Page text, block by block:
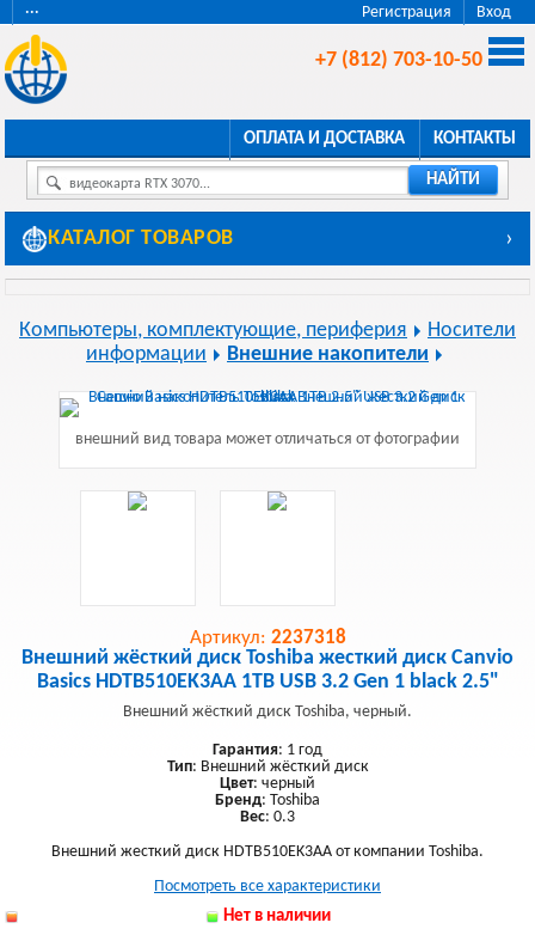
Регистрация Вход
···
+7 (812) 703-10-50
ОПЛАТА И ДОСТАВКА КОНТАКТЫ
видеокарта RTX 3070... НАЙТИ
КАТАЛОГ ТОВАРОВ ›
Компьютеры, комплектующие, периферия
Носители
информации
Внешние накопители
внешний вид товара может отличаться от фотографии
Артикул: 2237318
Внешний жёсткий диск Toshiba жесткий диск Canvio
Basics HDTB510EK3AA 1TB USB 3.2 Gen 1 black 2.5"
Внешний жёсткий диск Toshiba, черный.
Гарантия: 1 год
Тип: Внешний жёсткий диск
Цвет: черный
Бренд: Toshiba
Вес: 0.3
Внешний жесткий диск HDTB510EK3AA от компании Toshiba.
Посмотреть все характеристики
Нет в наличии